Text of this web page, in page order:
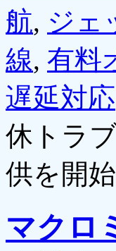
航, ジェ
線, 有料
遅延対応
休トラ
供を開
マクロ